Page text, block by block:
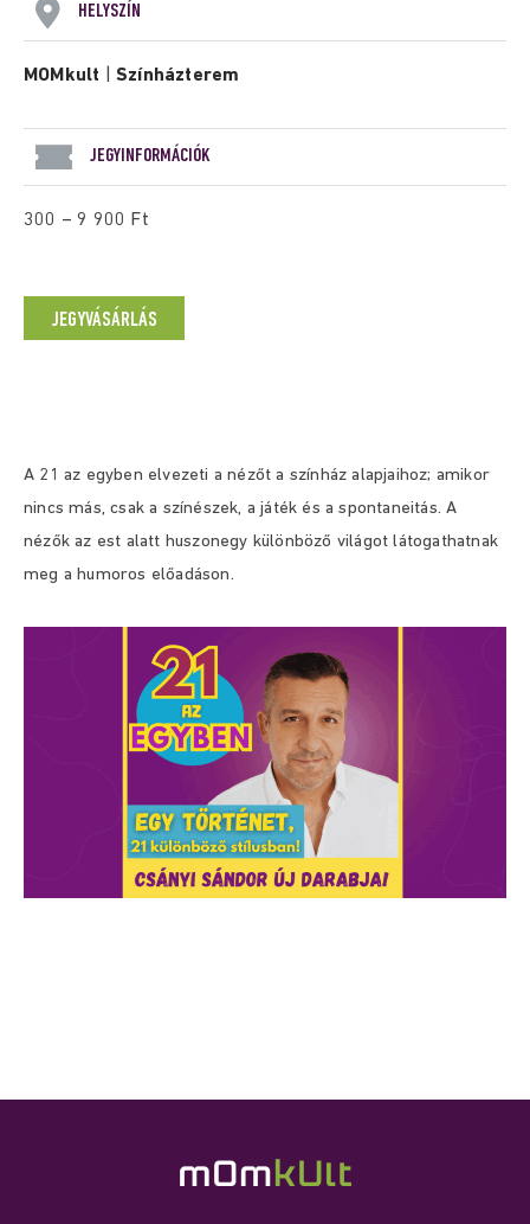
HELYSZÍN
MOMkult |Színházterem
JEGYINFORMÁCIÓK
300 – 9 900 Ft
JEGYVÁSÁRLÁS
A 21 az egyben elvezeti a nézőt a színház alapjaihoz; amikor
nincs más, csak a színészek, a játék és a spontaneitás. A
nézők az est alatt huszonegy különböző világot látogathatnak
meg a humoros előadáson.